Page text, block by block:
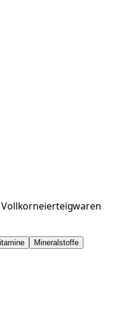
Vollkorneierteigwaren
Mineralstoffe